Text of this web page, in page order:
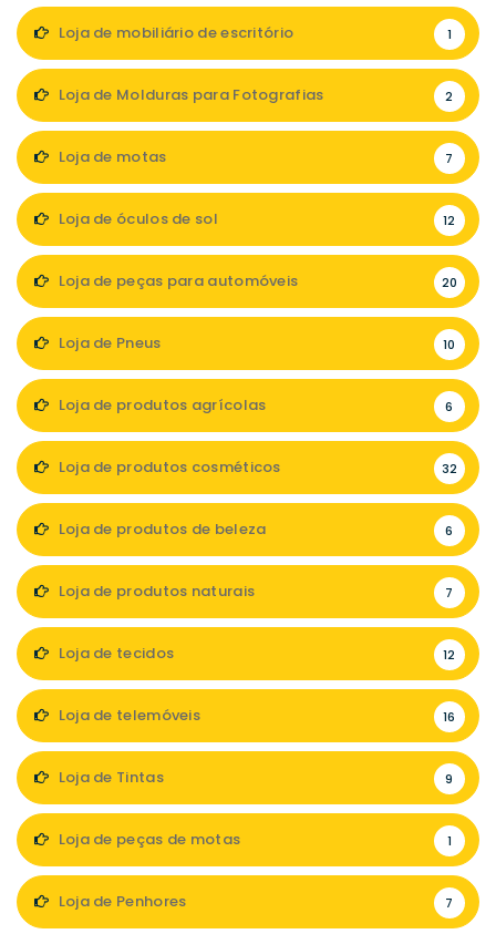
Loja de mobiliário de escritório 1
Loja de Molduras para Fotografias 2
Loja de motas 7
Loja de óculos de sol 12
Loja de peças para automóveis 20
Loja de Pneus 10
Loja de produtos agrícolas 6
Loja de produtos cosméticos 32
Loja de produtos de beleza 6
Loja de produtos naturais 7
Loja de tecidos 12
Loja de telemóveis 16
Loja de Tintas 9
Loja de peças de motas 1
Loja de Penhores 7